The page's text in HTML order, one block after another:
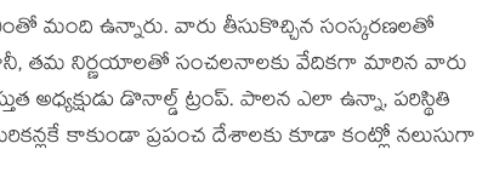
మంది ఉన్నారు. వారు తీసుకొచ్చిన సంస్కరణలతో
తమ నిర్ణయాలతో సంచలనాలకు వేదికగా మారిన వారు
అధ్యక్షుడు డొనాల్డ్ ట్రంప్. పాలన ఎలా ఉన్నా, పరిస్థితి
కాకుండా ప్రపంచ దేశాలకు కూడా కంట్లో నలుసుగా